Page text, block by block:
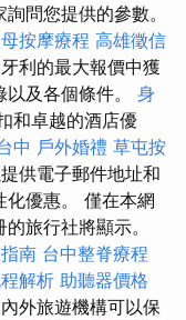
問您提供的參數。
按摩療程 高雄徵信
利的最大報價中獲
及各個條件。 身
和卓越的酒店優
中 戶外婚禮 草屯按
供電子郵件地址和
化優惠。 僅在本網
旅行社將顯示。
南 台中整脊療程
解析 助聽器價格
外旅遊機構可以保